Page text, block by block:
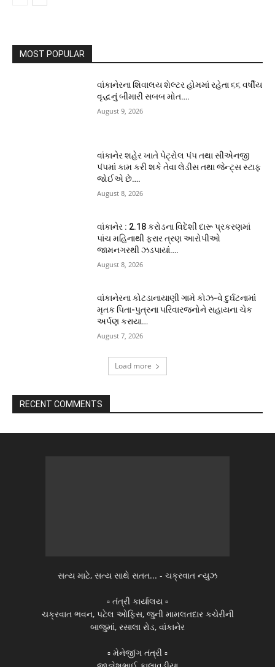
MOST POPULAR
વાંકાનેરના શિવાલય શેલ્ટર હોમમાં રહેતા ૬૬ વર્ષીય
વૃદ્ધનું બીમારી સબબ મોત….
August 9, 2026
વાંકાનેર શહેર ખાતે પેટ્રોલ પંપ તથા સીએનજી
પંપમાં કામ કરી શકે તેવા લેડીસ તથા જેન્ટ્સ સ્ટાફ
જોઈએ છે….
August 8, 2026
વાંકાનેર : 2.18 કરોડના વિદેશી દારૂ પ્રકરણમાં
પાંચ મહિનાથી ફરાર ત્રણ આરોપીઓ
જામનગરથી ઝડપાયાં….
August 8, 2026
વાંકાનેરના કોટડાનાયાણી ગામે કોઝ-વે દુર્ઘટનામાં
મૃતક પિતા-પુત્રના પરિવારજનોને સહાયના ચેક
અર્પણ કરાયા…
August 7, 2026
Load more
RECENT COMMENTS
સત્ય માટે, સત્ય સાથે સતત... - ચક્રવાત ન્યુઝ
▫️ તંત્રી કાર્યાલય ▫️
ચક્રવાત ભવન, પટેલ ઓફિસ, જુની મામલતદાર કચેરીની
બાજુમાં, રસાલા રોડ, વાંકાનેર
▫️ મેનેજીંગ તંત્રી ▫️